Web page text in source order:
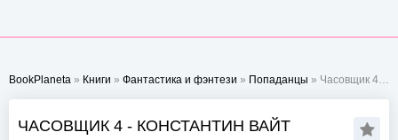
BookPlaneta » Книги » Фантастика и фэнтези » Попаданцы » Часовщик 4 - Константин Вайт
ЧАСОВЩИК 4 - КОНСТАНТИН ВАЙТ